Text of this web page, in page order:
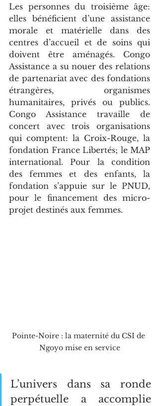
Les personnes du troisième âge:
elles bénéficient d’une assistance
morale et matérielle dans des
centres d’accueil et de soins qui
doivent être aménagés. Congo
Assistance a su nouer des relations
de partenariat avec des fondations
étrangères, organismes
humanitaires, privés ou publics.
Congo Assistance travaille de
concert avec trois organisations
qui comptent: la Croix-Rouge, la
fondation France Libertés; le MAP
international. Pour la condition
des femmes et des enfants, la
fondation s’appuie sur le PNUD,
pour le financement des micro-
projet destinés aux femmes.
Pointe-Noire : la maternité du CSI de
Ngoyo mise en service
L’univers dans sa ronde
perpétuelle a accomplie